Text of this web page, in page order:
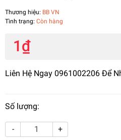
Thương hiệu: BB VN
Tình trạng: Còn hàng
1₫
Liên Hệ Ngay 0961002206 Để
Số lượng:
- +